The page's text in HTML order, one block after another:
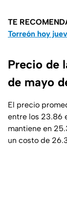
TE
Torreón hoy
Precio de
de mayo
El precio
entre los 23.86
mantiene en
un costo de